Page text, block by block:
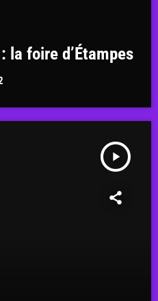
la foire d’Étampes
play_arrow